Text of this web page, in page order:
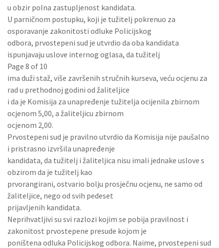
u obzir polna zastupljenost kandidata.
U parničnom postupku, koji je tužitelj pokrenuo za
osporavanje zakonitosti odluke Policijskog
odbora, prvostepeni sud je utvrdio da oba kandidata
ispunjavaju uslove internog oglasa, da tužitelj
Page 8 of 10
ima duži staž, više završenih stručnih kurseva, veću ocjenu za
rad u prethodnoj godini od žaliteljice
i da je Komisija za unapređenje tužitelja ocijenila zbirnom
ocjenom 5,00, a žaliteljicu zbirnom
ocjenom 2,00.
Prvostepeni sud je pravilno utvrdio da Komisija nije paušalno
i pristrasno izvršila unapređenje
kandidata, da tužitelj i žaliteljica nisu imali jednake uslove s
obzirom da je tužitelj kao
prvorangirani, ostvario bolju prosječnu ocjenu, ne samo od
žaliteljice, nego od svih pedeset
prijavljenih kandidata.
Neprihvatljivi su svi razlozi kojim se pobija pravilnost i
zakonitost prvostepene presude kojom je
poništena odluka Policijskog odbora. Naime, prvostepeni sud